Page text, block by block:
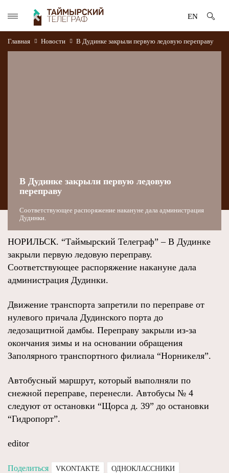
EN
Главная Новости В Дудинке закрыли первую ледовую переправу
В Дудинке закрыли первую ледовую
переправу
Соответствующее распоряжение накануне дала администрация
Дудинки.
НОРИЛЬСК. “Таймырский Телеграф” – В Дудинке
закрыли первую ледовую переправу.
Соответствующее распоряжение накануне дала
администрация Дудинки.
Движение транспорта запретили по переправе от
нулевого причала Дудинского порта до
ледозащитной дамбы. Переправу закрыли из-за
окончания зимы и на основании обращения
Заполярного транспортного филиала “Норникеля”.
Автобусный маршрут, который выполняли по
снежной переправе, перенесли. Автобусы № 4
следуют от остановки “Щорса д. 39” до остановки
“Гидропорт”.
editor
Поделиться VKONTAKTE ОДНОКЛАССНИКИ